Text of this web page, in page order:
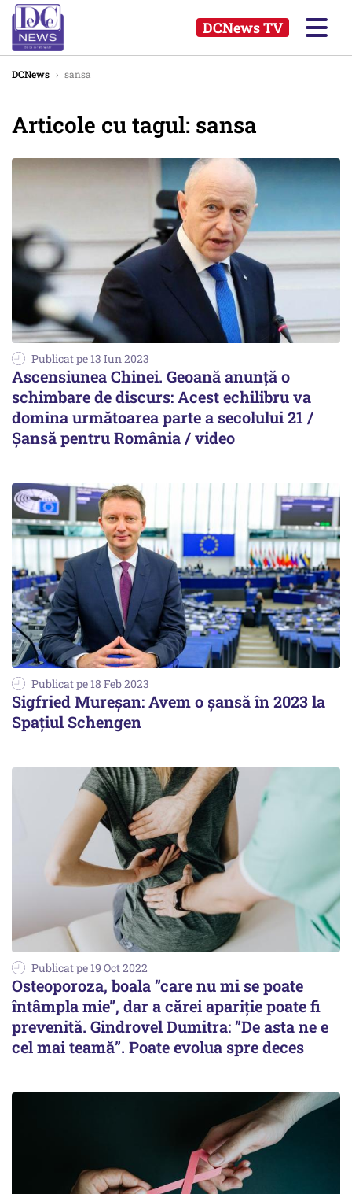
DCNews TV
DCNews › sansa
Articole cu tagul: sansa
Publicat pe 13 Iun 2023
Ascensiunea Chinei. Geoană anunță o
schimbare de discurs: Acest echilibru va
domina următoarea parte a secolului 21 /
Șansă pentru România / video
Publicat pe 18 Feb 2023
Sigfried Mureşan: Avem o şansă în 2023 la
Spaţiul Schengen
Publicat pe 19 Oct 2022
Osteoporoza, boala ”care nu mi se poate
întâmpla mie”, dar a cărei apariție poate fi
prevenită. Gindrovel Dumitra: ”De asta ne e
cel mai teamă”. Poate evolua spre deces